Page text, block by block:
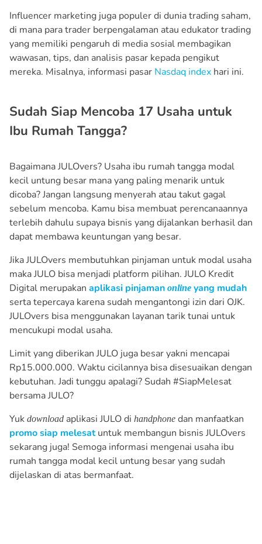
Influencer marketing juga populer di dunia trading saham,
di mana para trader berpengalaman atau edukator trading
yang memiliki pengaruh di media sosial membagikan
wawasan, tips, dan analisis pasar kepada pengikut
mereka. Misalnya, informasi pasar Nasdaq index hari ini.
Sudah Siap Mencoba 17 Usaha untuk
Ibu Rumah Tangga?
Bagaimana JULOvers? Usaha ibu rumah tangga modal
kecil untung besar mana yang paling menarik untuk
dicoba? Jangan langsung menyerah atau takut gagal
sebelum mencoba. Kamu bisa membuat perencanaannya
terlebih dahulu supaya bisnis yang dijalankan berhasil dan
dapat membawa keuntungan yang besar.
Jika JULOvers membutuhkan pinjaman untuk modal usaha
maka JULO bisa menjadi platform pilihan. JULO Kredit
Digital merupakan aplikasi pinjaman online yang mudah
serta tepercaya karena sudah mengantongi izin dari OJK.
JULOvers bisa menggunakan layanan tarik tunai untuk
mencukupi modal usaha.
Limit yang diberikan JULO juga besar yakni mencapai
Rp15.000.000. Waktu cicilannya bisa disesuaikan dengan
kebutuhan. Jadi tunggu apalagi? Sudah #SiapMelesat
bersama JULO?
Yuk download aplikasi JULO di handphone dan manfaatkan
promo siap melesatuntuk membangun bisnis JULOvers
sekarang juga! Semoga informasi mengenai usaha ibu
rumah tangga modal kecil untung besar yang sudah
dijelaskan di atas bermanfaat.